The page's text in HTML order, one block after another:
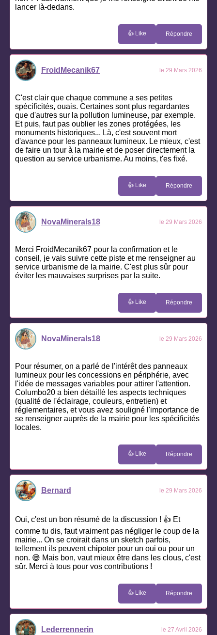
lancer là-dedans.
👍 Like Répondre
FroidMecanik67 le 29 Mars 2026
C'est clair que chaque commune a ses petites
spécificités, ouais. Certaines sont plus regardantes
que d'autres sur la pollution lumineuse, par exemple.
Et puis, faut pas oublier les zones protégées, les
monuments historiques... Là, c'est souvent mort
d'avance pour les panneaux lumineux. Le mieux, c'est
de faire un tour à la mairie et de poser directement la
question au service urbanisme. Au moins, t'es fixé.
👍 Like Répondre
NovaMinerals18 le 29 Mars 2026
Merci FroidMecanik67 pour la confirmation et le
conseil, je vais suivre cette piste et me renseigner au
service urbanisme de la mairie. C'est plus sûr pour
éviter les mauvaises surprises par la suite.
👍 Like Répondre
NovaMinerals18 le 29 Mars 2026
Pour résumer, on a parlé de l'intérêt des panneaux
lumineux pour les concessions en périphérie, avec
l'idée de messages variables pour attirer l'attention.
Columbo20 a bien détaillé les aspects techniques
(qualité de l'éclairage, couleurs, entretien) et
réglementaires, et vous avez souligné l'importance de
se renseigner auprès de la mairie pour les spécificités
locales.
👍 Like Répondre
Bernard le 29 Mars 2026
Oui, c'est un bon résumé de la discussion ! 👍 Et
comme tu dis, faut vraiment pas négliger le coup de la
mairie... On se croirait dans un sketch parfois,
tellement ils peuvent chipoter pour un oui ou pour un
non. 😅 Mais bon, vaut mieux être dans les clous, c'est
sûr. Merci à tous pour vos contributions !
👍 Like Répondre
Lederrennerin le 27 Avril 2026